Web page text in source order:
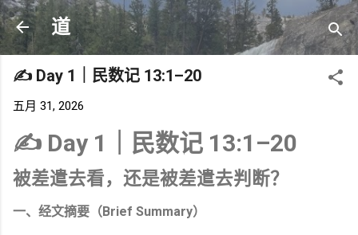
跳至主要内容
道
✍️ Day 1｜民数记 13:1–20
五月 31, 2026
✍️ Day 1｜民数记 13:1–20
被差遣去看，还是被差遣去判断？
一、经文摘要（Brief Summary）